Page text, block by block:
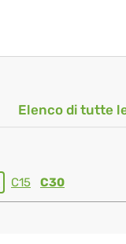
Elenco di tutte
C15 C30